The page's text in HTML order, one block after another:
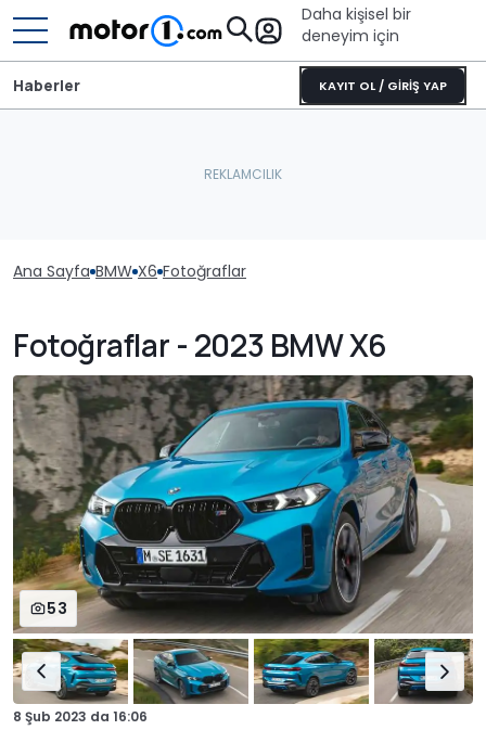
Daha kişisel bir
deneyim için
KAYIT OL / GİRİŞ YAP
Haberler
Ana Sayfa BMW X6 Fotoğraflar
Fotoğraflar - 2023 BMW X6
53
8 Şub 2023 da 16:06